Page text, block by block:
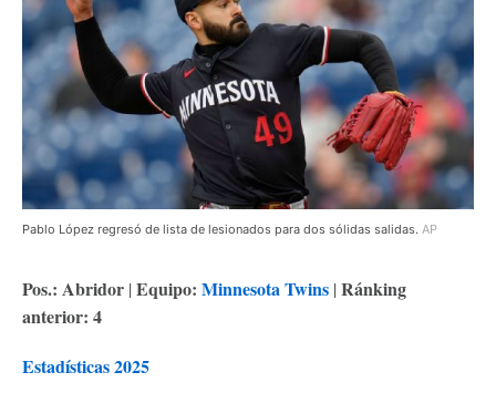
Pablo López regresó de lista de lesionados para dos sólidas salidas. AP
Pos.: Abridor | Equipo: Minnesota Twins | Ránking
anterior: 4
Estadísticas 2025